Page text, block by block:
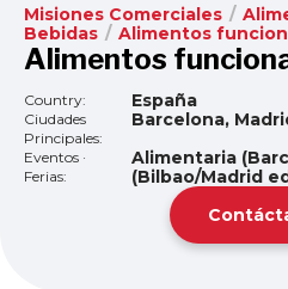
Misiones Comerciales /
Bebidas / Alimentos
Alimentos
Country: España
Ciudades
Principales:
Barcelona,
Eventos ·
Ferias:
Alimentaria
(Bilbao/Madrid